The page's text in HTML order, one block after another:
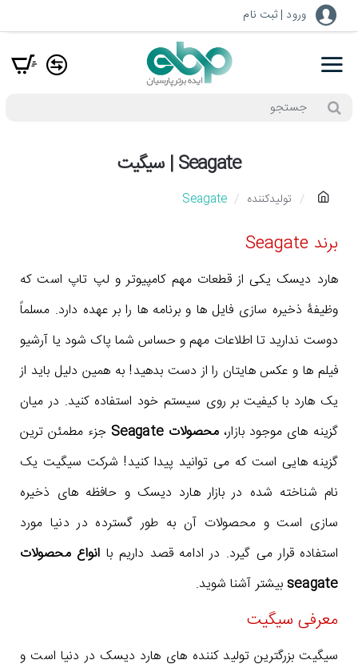
ورود | ثبت نام
Seagate | سیگیت
m
e
تولیدکننده Seagate
برند Seagate
هارد دیسک یکی از قطعات مهم کامپیوتر و لپ تاپ است که
وظیفۀ ذخیره سازی فایل ها و برنامه ها را بر عهده دارد. مسلماً
دوست ندارید تا اطلاعات مهم و حساس شما پاک شود یا آرشیو
فیلم ها و عکس هایتان را از دست بدهید! به همین دلیل باید از
یک هارد با کیفیت بر روی سیستم خود استفاده کنید. در میان
گزینه های موجود بازار، محصولات Seagate
جزء مطمئن ترین
گزینه هایی است که می توانید پیدا کنید! شرکت سیگیت یک
نام شناخته شده در بازار هارد دیسک و حافظه های ذخیره
سازی است و محصولات آن به طور گسترده در دنیا مورد
استفاده قرار می گیرد. در ادامه قصد داریم با انواع محصولات
seagateبیشتر آشنا شوید.
معرفی سیگیت
سیگیت بزرگترین تولید کننده های هارد دیسک در دنیا است و